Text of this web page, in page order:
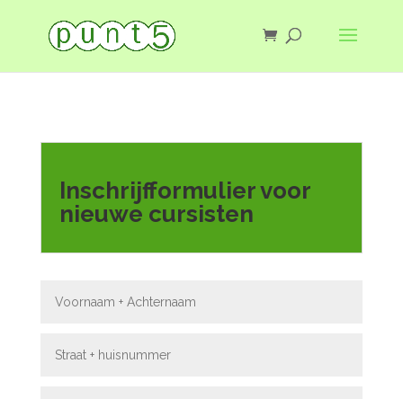
Inschrijfformulier voor
nieuwe cursisten